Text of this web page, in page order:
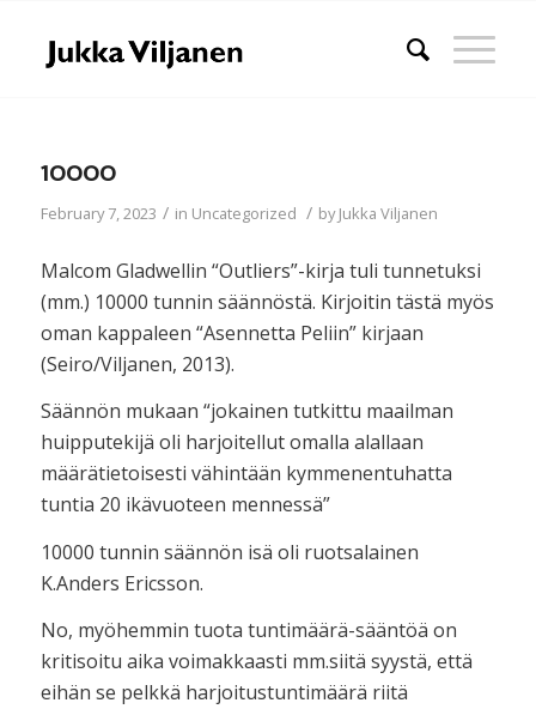
10000
February 7, 2023 / in Uncategorized / byJukka Viljanen
Malcom Gladwellin “Outliers”-kirja tuli tunnetuksi
(mm.) 10000 tunnin säännöstä. Kirjoitin tästä myös
oman kappaleen “Asennetta Peliin” kirjaan
(Seiro/Viljanen, 2013).
Säännön mukaan “jokainen tutkittu maailman
huipputekijä oli harjoitellut omalla alallaan
määrätietoisesti vähintään kymmenentuhatta
tuntia 20 ikävuoteen mennessä”
10000 tunnin säännön isä oli ruotsalainen
K.Anders Ericsson.
No, myöhemmin tuota tuntimäärä-sääntöä on
kritisoitu aika voimakkaasti mm.siitä syystä, että
eihän se pelkkä harjoitustuntimäärä riitä